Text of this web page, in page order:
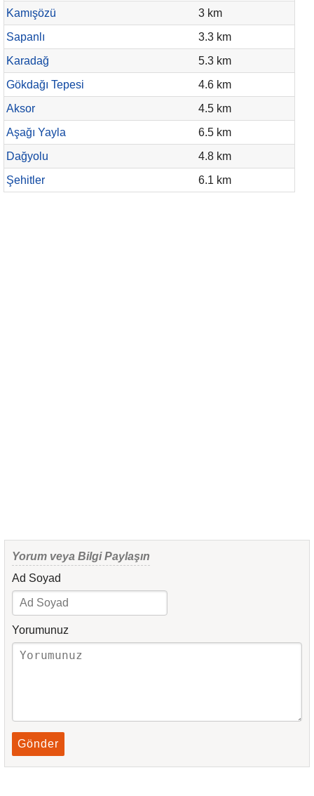
Kamışözü
3 km
Sapanlı
3.3 km
Karadağ
5.3 km
Gökdağı Tepesi
4.6 km
Aksor
4.5 km
Aşağı Yayla
6.5 km
Dağyolu
4.8 km
Şehitler
6.1 km
Yorum veya Bilgi Paylaşın
Ad Soyad
Yorumunuz
Gönder